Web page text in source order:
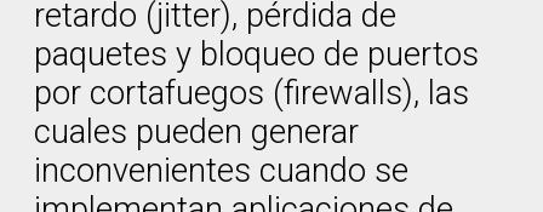
retardo (jitter), pérdida de
paquetes y bloqueo de puertos
por cortafuegos (firewalls), las
cuales pueden generar
inconvenientes cuando se